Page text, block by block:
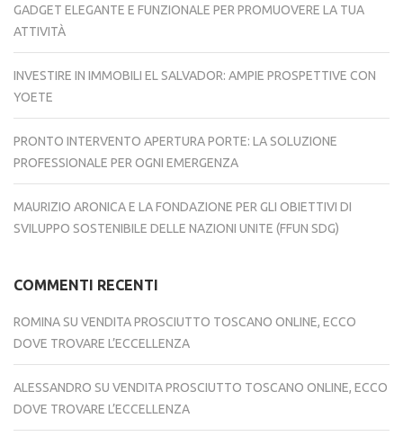
GADGET ELEGANTE E FUNZIONALE PER PROMUOVERE LA TUA
ATTIVITÀ
INVESTIRE IN IMMOBILI EL SALVADOR: AMPIE PROSPETTIVE CON
YOETE
PRONTO INTERVENTO APERTURA PORTE: LA SOLUZIONE
PROFESSIONALE PER OGNI EMERGENZA
MAURIZIO ARONICA E LA FONDAZIONE PER GLI OBIETTIVI DI
SVILUPPO SOSTENIBILE DELLE NAZIONI UNITE (FFUN SDG)
COMMENTI RECENTI
ROMINA SU VENDITA PROSCIUTTO TOSCANO ONLINE, ECCO
DOVE TROVARE L’ECCELLENZA
ALESSANDRO SU VENDITA PROSCIUTTO TOSCANO ONLINE, ECCO
DOVE TROVARE L’ECCELLENZA